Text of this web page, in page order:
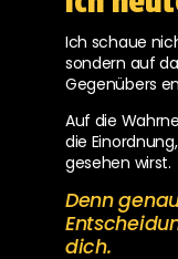
Ich schaue
sondern auf
Gegenübers
Auf die
die
gesehen wirst.
Denn
dich.